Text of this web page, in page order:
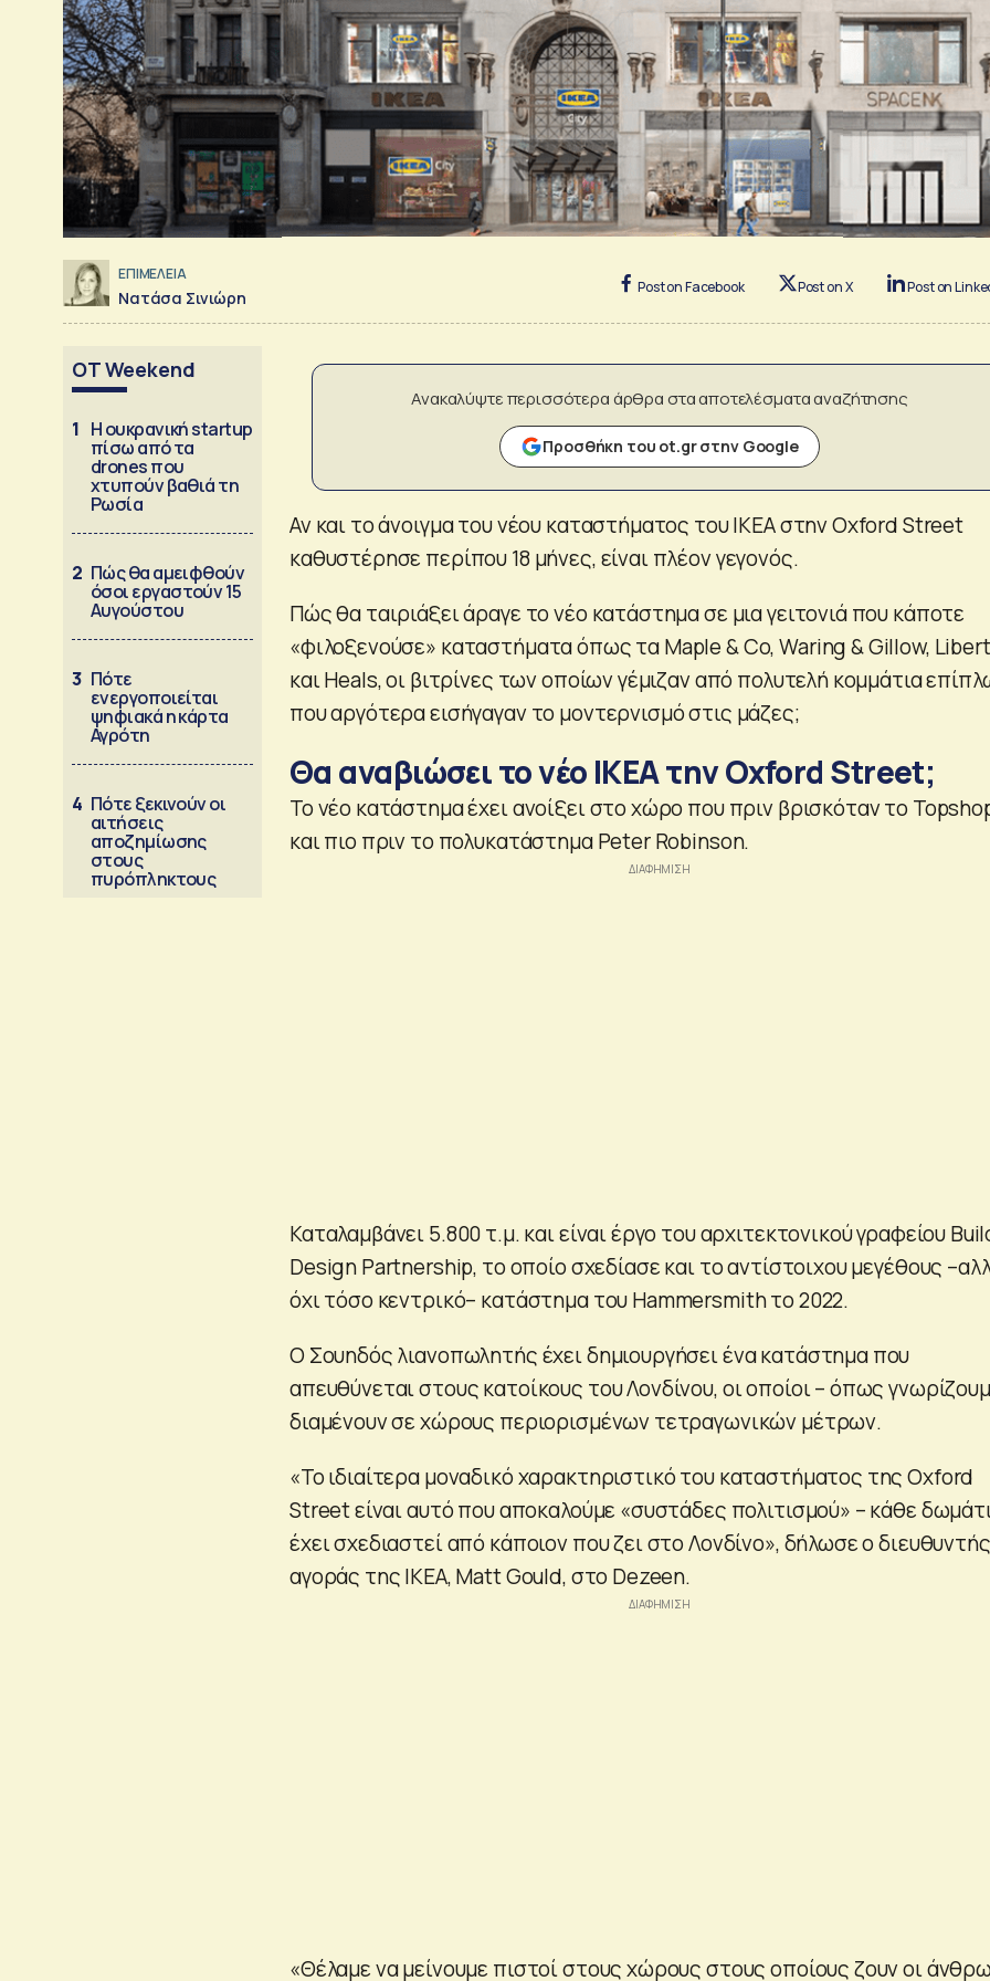
ΕΠΙΜΕΛΕΙΑ
Νατάσα Σινιώρη
Post on Facebook Post on X Post on
OT Weekend
1 Η ουκρανική startup
πίσω από τα
drones που
χτυπούν βαθιά τη
Ρωσία
2 Πώς θα αμειφθούν
όσοι εργαστούν 15
Αυγούστου
3 Πότε
ενεργοποιείται
ψηφιακά η κάρτα
Αγρότη
4 Πότε ξεκινούν οι
αιτήσεις
αποζημίωσης
στους
πυρόπληκτους
Ανακαλύψτε περισσότερα άρθρα στα αποτελέσματα αναζήτησης
Προσθήκη του ot.gr στην Google
Αν και το άνοιγμα του νέου καταστήματος του ΙΚΕΑ στην Oxford Street
καθυστέρησε περίπου 18 μήνες, είναι πλέον γεγονός.
Πώς θα ταιριάξει άραγε το νέο κατάστημα σε μια γειτονιά που κάποτε
«φιλοξενούσε» καταστήματα όπως τα Maple & Co, Waring & Gillow,
και Heals, οι βιτρίνες των οποίων γέμιζαν από πολυτελή κομμάτια
που αργότερα εισήγαγαν το μοντερνισμό στις μάζες;
Θα αναβιώσει το νέο ΙΚΕΑ την Oxford Street;
Το νέο κατάστημα έχει ανοίξει στο χώρο που πριν βρισκόταν το
και πιο πριν το πολυκατάστημα Peter Robinson.
Καταλαμβάνει 5.800 τ.μ. και είναι έργο του αρχιτεκτονικού γραφείου
Design Partnership, το οποίο σχεδίασε και το αντίστοιχου μεγέθους
όχι τόσο κεντρικό– κατάστημα του Hammersmith το 2022.
Ο Σουηδός λιανοπωλητής έχει δημιουργήσει ένα κατάστημα που
απευθύνεται στους κατοίκους του Λονδίνου, οι οποίοι – όπως
διαμένουν σε χώρους περιορισμένων τετραγωνικών μέτρων.
«Το ιδιαίτερα μοναδικό χαρακτηριστικό του καταστήματος της Oxford
Street είναι αυτό που αποκαλούμε «συστάδες πολιτισμού» – κάθε
έχει σχεδιαστεί από κάποιον που ζει στο Λονδίνο», δήλωσε ο διευθυντής
αγοράς της IKEA, Matt Gould, στο Dezeen.
«Θέλαμε να μείνουμε πιστοί στους χώρους στους οποίους ζουν οι